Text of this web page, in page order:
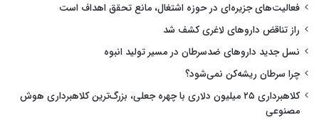
فعالیت‌های جزیره‌ای در حوزه اشتغال، مانع تحقق اهداف است
راز تناقض داروهای لاغری کشف شد
نسل جدید داروهای ضدسرطان در مسیر تولید انبوه
چرا سرطان ریشه‌کن نمی‌شود؟
کلاهبرداری ۲۵ میلیون دلاری با چهره جعلی، بزرگ‌ترین کلاهبرداری هوش
مصنوعی